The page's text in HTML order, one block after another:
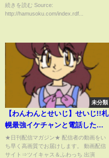
ントの為にスイートルーム女子
アナ接待やっていた事を認める
続きを読む Source:
http://hamusoku.com/index.rdf...
未分類
【わんわんとせいじ】せいじ!!札
幌最強イケチャンと電話した結
果10月16日
★日刊配信マガジン★ 配信者の動画をい
ち早く高画質でお届けします。 動画配信
サイト⇒ツイキャス＆ふわっち 出演